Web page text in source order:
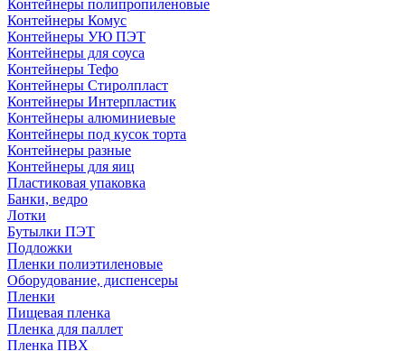
Контейнеры полипропиленовые
Контейнеры Комус
Контейнеры УЮ ПЭТ
Контейнеры для соуса
Контейнеры Тефо
Контейнеры Стиролпласт
Контейнеры Интерпластик
Контейнеры алюминиевые
Контейнеры под кусок торта
Контейнеры разные
Контейнеры для яиц
Пластиковая упаковка
Банки, ведро
Лотки
Бутылки ПЭТ
Подложки
Пленки полиэтиленовые
Оборудование, диспенсеры
Пленки
Пищевая пленка
Пленка для паллет
Пленка ПВХ